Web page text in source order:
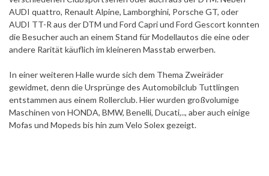
AUDI quattro, Renault Alpine, Lamborghini, Porsche GT, oder
AUDI TT-R aus der DTM und Ford Capri und Ford Gescort konnten
die Besucher auch an einem Stand für Modellautos die eine oder
andere Rarität käuflich im kleineren Masstab erwerben.
In einer weiteren Halle wurde sich dem Thema Zweiräder
gewidmet, denn die Ursprünge des Automobilclub Tuttlingen
entstammen aus einem Rollerclub. Hier wurden großvolumige
Maschinen von HONDA, BMW, Benelli, Ducati,.., aber auch einige
Mofas und Mopeds bis hin zum Velo Solex gezeigt.